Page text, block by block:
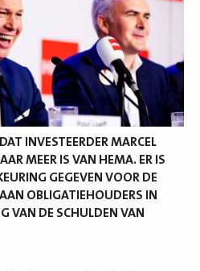
INVESTEERDER MARCEL
MEER IS VAN HEMA. ER IS
GEGEVEN VOOR DE
OBLIGATIEHOUDERS IN
VAN DE SCHULDEN VAN